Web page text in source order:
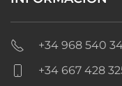
+34 968 540
+34 667 428